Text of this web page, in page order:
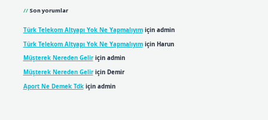
Son yorumlar
Türk Telekom Altyapı Yok Ne Yapmalıyımiçin admin
Türk Telekom Altyapı Yok Ne Yapmalıyımiçin Harun
Müşterek Nereden Geliriçin admin
Müşterek Nereden Geliriçin Demir
Aport Ne Demek Tdkiçin admin